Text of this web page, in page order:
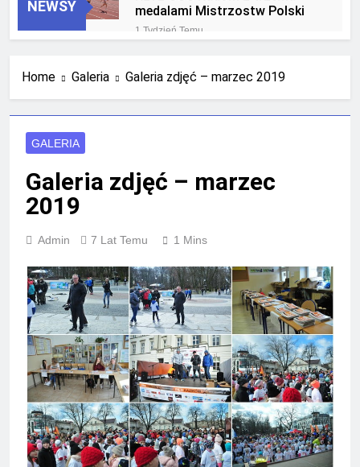
NEWSY
medalami Mistrzostw Polski
1 Tydzień Temu
mistrzostw Polski U23 w
3 Tygodnie Temu
Home Galeria Galeria zdjęć – marzec 2019
GALERIA
Galeria zdjęć – marzec
2019
Admin 7 Lat Temu 1 Mins